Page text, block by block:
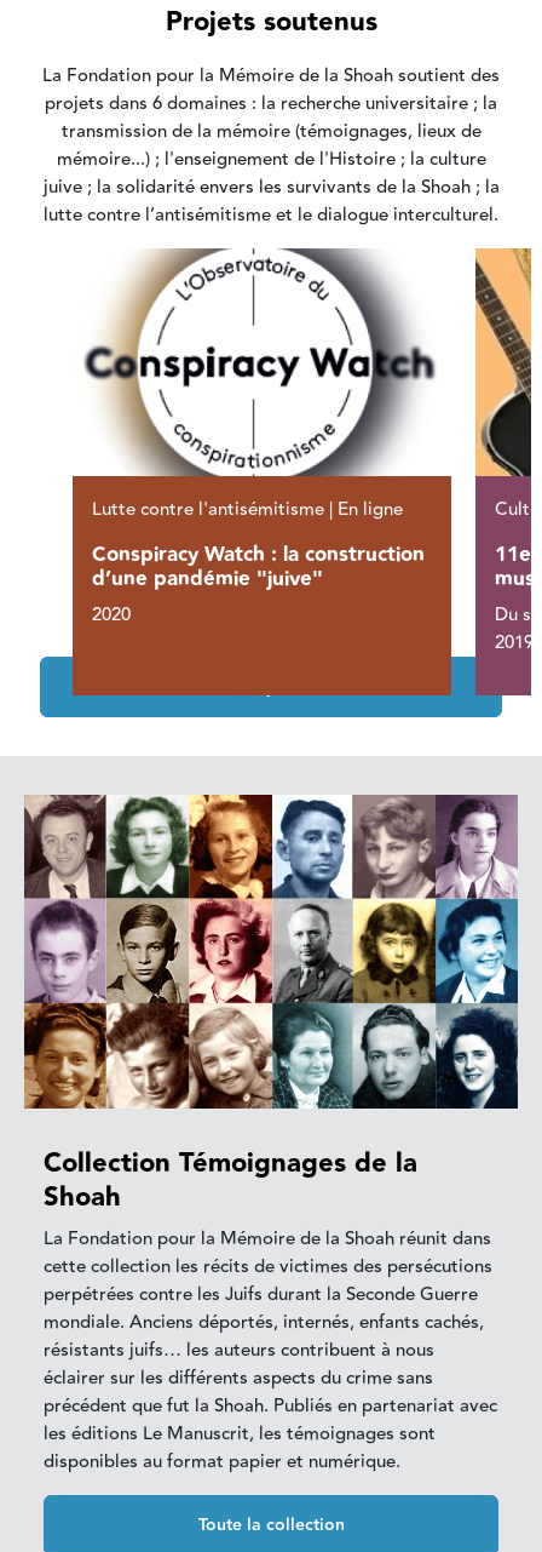
Projets soutenus
La Fondation pour la Mémoire de la Shoah soutient des
projets dans 6 domaines : la recherche universitaire ; la
transmission de la mémoire (témoignages, lieux de
mémoire...) ; l'enseignement de l'Histoire ; la culture
juive ; la solidarité envers les survivants de la Shoah ; la
lutte contre l’antisémitisme et le dialogue interculturel.
Lutte contre l'antisémitisme | En ligne
Conspiracy Watch : la construction
d’une pandémie "juive"
2020
11e
Du
Collection Témoignages de la
Shoah
La Fondation pour la Mémoire de la Shoah réunit dans
cette collection les récits de victimes des persécutions
perpétrées contre les Juifs durant la Seconde Guerre
mondiale. Anciens déportés, internés, enfants cachés,
résistants juifs… les auteurs contribuent à nous
éclairer sur les différents aspects du crime sans
précédent que fut la Shoah. Publiés en partenariat avec
les éditions Le Manuscrit, les témoignages sont
disponibles au format papier et numérique.
Toute la collection